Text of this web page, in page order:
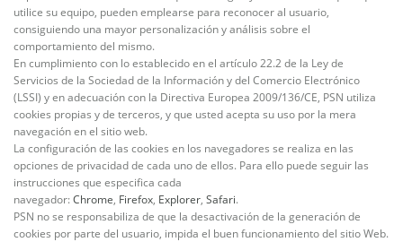
utilice su equipo, pueden emplearse para reconocer al usuario,
consiguiendo una mayor personalización y análisis sobre el
comportamiento del mismo.
En cumplimiento con lo establecido en el artículo 22.2 de la Ley de
Servicios de la Sociedad de la Información y del Comercio Electrónico
(LSSI) y en adecuación con la Directiva Europea 2009/136/CE, PSN utiliza
cookies propias y de terceros, y que usted acepta su uso por la mera
navegación en el sitio web.
La configuración de las cookies en los navegadores se realiza en las
opciones de privacidad de cada uno de ellos. Para ello puede seguir las
instrucciones que especifica cada
navegador:Chrome, Firefox, Explorer, Safari.
PSN no se responsabiliza de que la desactivación de la generación de
cookies por parte del usuario, impida el buen funcionamiento del sitio Web.